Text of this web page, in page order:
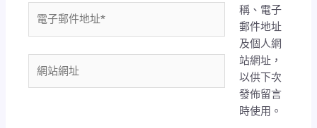
子
地
站
稱、電子
郵件地址
及個人網
站網址，
以供下次
發佈留言
時使用。